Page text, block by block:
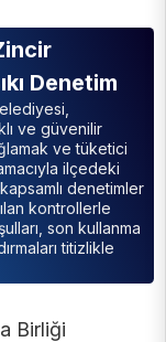
Denetim
ve güvenilir
ve tüketici
ilçedeki
denetimler
kontrollerle
son kullanma
titizlikle
Birliği